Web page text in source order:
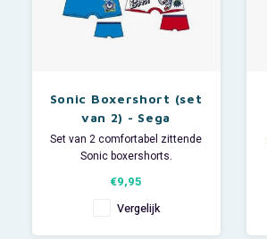
Sonic Boxershort (set
van 2) - Sega
Set van 2 comfortabel zittende
Sonic boxershorts.
Materiaal: 95% katoen, 5%
elastan.
€9,95
Vergelijk